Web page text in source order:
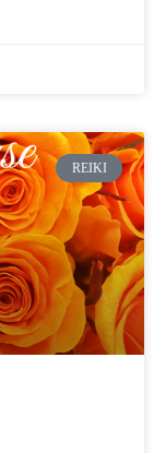
REIKI